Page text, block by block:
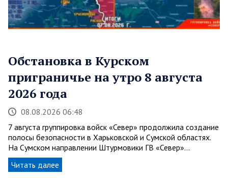
Обстановка в Курском
приграничье на утро 8 августа
2026 года
08.08.2026 06:48
7 августа группировка войск «Север» продолжила создание
полосы безопасности в Харьковской и Сумской областях.
На Сумском направлении Штурмовики ГВ «Север»…
Читать далее